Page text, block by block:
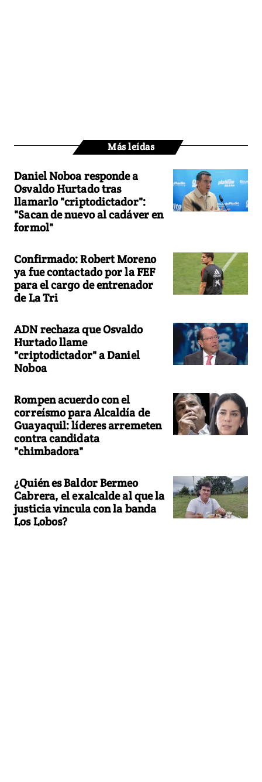
Más leídas
Daniel Noboa responde a
Osvaldo Hurtado tras
llamarlo "criptodictador":
"Sacan de nuevo al cadáver en
formol"
Confirmado: Robert Moreno
ya fue contactado por la FEF
para el cargo de entrenador
de La Tri
ADN rechaza que Osvaldo
Hurtado llame
"criptodictador" a Daniel
Noboa
Rompen acuerdo con el
correísmo para Alcaldía de
Guayaquil: líderes arremeten
contra candidata
"chimbadora"
¿Quién es Baldor Bermeo
Cabrera, el exalcalde al que la
justicia vincula con la banda
Los Lobos?